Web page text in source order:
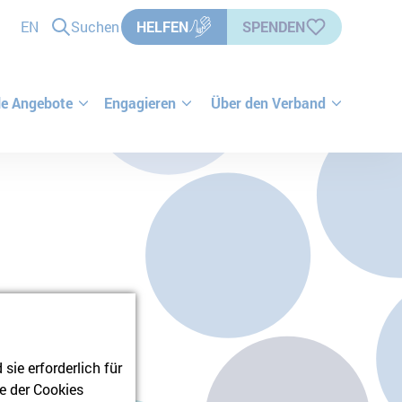
EN Suchen HELFEN SPENDEN
Angebote Engagieren Über den Verband
sie erforderlich für
der Cookies